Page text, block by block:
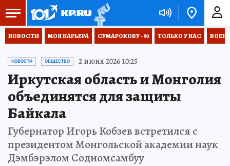
НОВОСТИ МОЯ КАРЬЕРА СУМАРОКОВУ - 90 ТОЛЬКО У НАС
НОВОСТИ ОБЩЕСТВО 2 июня 2026 10:25
Иркутская область и Монголия
объединятся для защиты
Байкала
Губернатор Игорь Кобзев встретился с
президентом Монгольской академии наук
Дэмбэрэлом Содномсамбуу